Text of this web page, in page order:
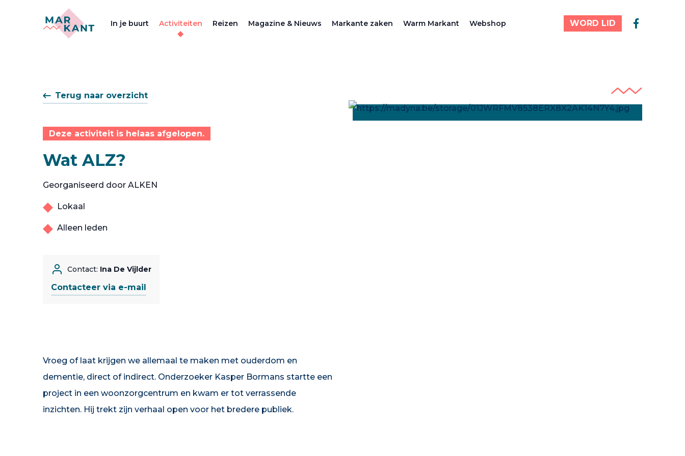
In je buurt Activiteiten Reizen Magazine & Nieuws Markante zaken Warm Markant Webshop WORD LID
Terug naar overzicht
Deze activiteit is helaas afgelopen.
Wat ALZ?
Georganiseerd door ALKEN
Lokaal
Alleen leden
Contact: Ina De Vijlder
Contacteer via e-mail
Vroeg of laat krijgen we allemaal te maken met ouderdom en
dementie, direct of indirect. Onderzoeker Kasper Bormans startte een
project in een woonzorgcentrum en kwam er tot verrassende
inzichten. Hij trekt zijn verhaal open voor het bredere publiek.